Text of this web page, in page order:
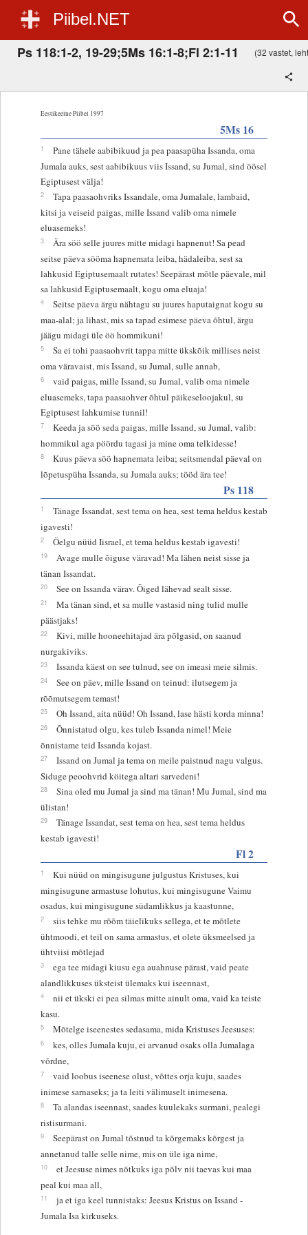
Piibel.NET
Ps 118:1-2, 19-29;5Ms 16:1-8;Fl 2:1-11 (32 vastet,
Eestikeelne Piibel 1997
5Ms 16
1
Pane tähele aabibikuud ja pea paasapüha Issanda, oma
Jumala auks, sest aabibikuus viis Issand, su Jumal, sind öösel
Egiptusest välja!
2
Tapa paasaohvriks Issandale, oma Jumalale, lambaid,
kitsi ja veiseid paigas, mille Issand valib oma nimele
eluasemeks!
3
Ära söö selle juures mitte midagi hapnenut! Sa pead
seitse päeva sööma hapnemata leiba, hädaleiba, sest sa
lahkusid Egiptusemaalt rutates! Seepärast mõtle päevale, mil
sa lahkusid Egiptusemaalt, kogu oma eluaja!
4
Seitse päeva ärgu nähtagu su juures haputaignat kogu su
maa-alal; ja lihast, mis sa tapad esimese päeva õhtul, ärgu
jäägu midagi üle öö hommikuni!
5
Sa ei tohi paasaohvrit tappa mitte ükskõik millises neist
oma väravaist, mis Issand, su Jumal, sulle annab,
6
vaid paigas, mille Issand, su Jumal, valib oma nimele
eluasemeks, tapa paasaohver õhtul päikeseloojakul, su
Egiptusest lahkumise tunnil!
7
Keeda ja söö seda paigas, mille Issand, su Jumal, valib:
hommikul aga pöördu tagasi ja mine oma telkidesse!
8
Kuus päeva söö hapnemata leiba; seitsmendal päeval on
lõpetuspüha Issanda, su Jumala auks; tööd ära tee!
Ps 118
1
Tänage Issandat, sest tema on hea, sest tema heldus kestab
igavesti!
2 Öelgu nüüd Iisrael, et tema heldus kestab igavesti!
19
Avage mulle õiguse väravad! Ma lähen neist sisse ja
tänan Issandat.
20 See on Issanda värav. Õiged lähevad sealt sisse.
21
Ma tänan sind, et sa mulle vastasid ning tulid mulle
päästjaks!
22
Kivi, mille hooneehitajad ära põlgasid, on saanud
nurgakiviks.
23 Issanda käest on see tulnud, see on imeasi meie silmis.
24
See on päev, mille Issand on teinud: ilutsegem ja
rõõmutsegem temast!
25 Oh Issand, aita nüüd! Oh Issand, lase hästi korda minna!
26
Õnnistatud olgu, kes tuleb Issanda nimel! Meie
õnnistame teid Issanda kojast.
27
Issand on Jumal ja tema on meile paistnud nagu valgus.
Siduge peoohvrid köitega altari sarvedeni!
28
Sina oled mu Jumal ja sind ma tänan! Mu Jumal, sind ma
ülistan!
29
Tänage Issandat, sest tema on hea, sest tema heldus
kestab igavesti!
Fl 2
1
Kui nüüd on mingisugune julgustus Kristuses, kui
mingisugune armastuse lohutus, kui mingisugune Vaimu
osadus, kui mingisugune südamlikkus ja kaastunne,
2
siis tehke mu rõõm täielikuks sellega, et te mõtlete
ühtmoodi, et teil on sama armastus, et olete üksmeelsed ja
ühtviisi mõtlejad
3
ega tee midagi kiusu ega auahnuse pärast, vaid peate
alandlikkuses üksteist ülemaks kui iseennast,
4
nii et ükski ei pea silmas mitte ainult oma, vaid ka teiste
kasu.
5 Mõtelge iseenestes sedasama, mida Kristuses Jeesuses:
6
kes, olles Jumala kuju, ei arvanud osaks olla Jumalaga
võrdne,
7
vaid loobus iseenese olust, võttes orja kuju, saades
inimese sarnaseks; ja ta leiti välimuselt inimesena.
8
Ta alandas iseennast, saades kuulekaks surmani, pealegi
ristisurmani.
9
Seepärast on Jumal tõstnud ta kõrgemaks kõrgest ja
annetanud talle selle nime, mis on üle iga nime,
10
et Jeesuse nimes nõtkuks iga põlv nii taevas kui maa
peal kui maa all,
11
ja et iga keel tunnistaks: Jeesus Kristus on Issand -
Jumala Isa kirkuseks.